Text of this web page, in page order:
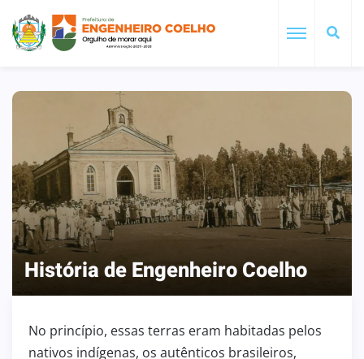
História de Engenheiro Coelho
No princípio, essas terras eram habitadas pelos
nativos indígenas, os autênticos brasileiros,